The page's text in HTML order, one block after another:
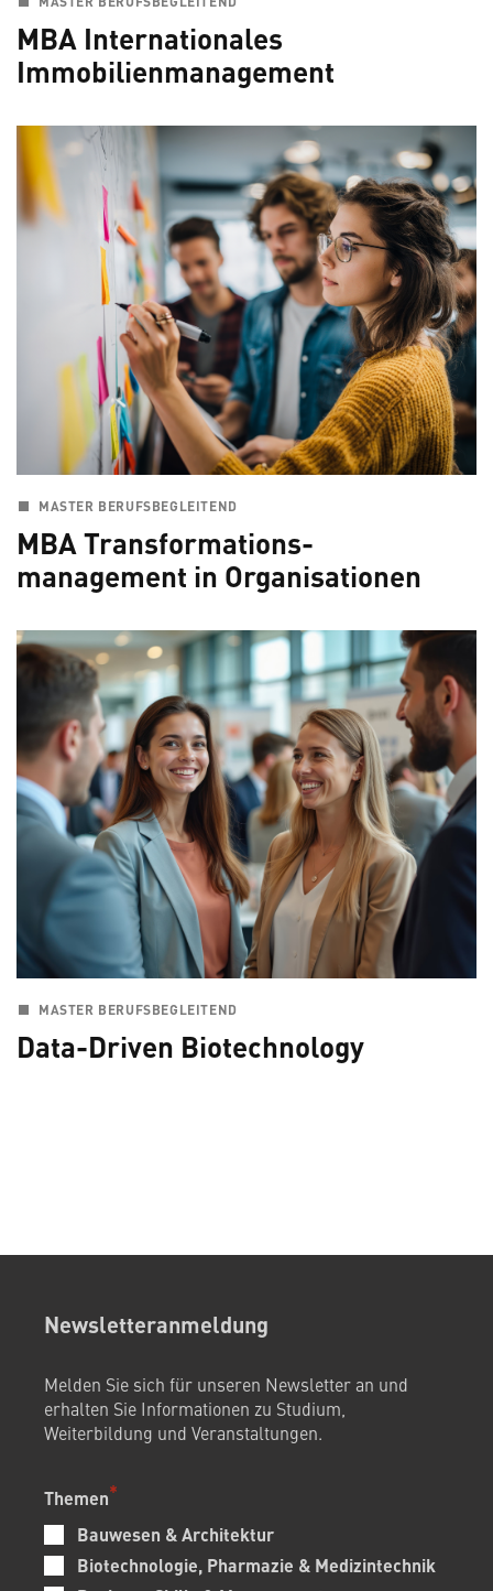
MBA Internationales
Immobilienmanagement
MASTER BERUFSBEGLEITEND
MBA Transformations-
management in Organisationen
MASTER BERUFSBEGLEITEND
Data-Driven Biotechnology
Newsletteranmeldung
Melden Sie sich für unseren Newsletter an und
erhalten Sie Informationen zu Studium,
Weiterbildung und Veranstaltungen.
Themen
Bauwesen & Architektur
Biotechnologie, Pharmazie & Medizintechnik